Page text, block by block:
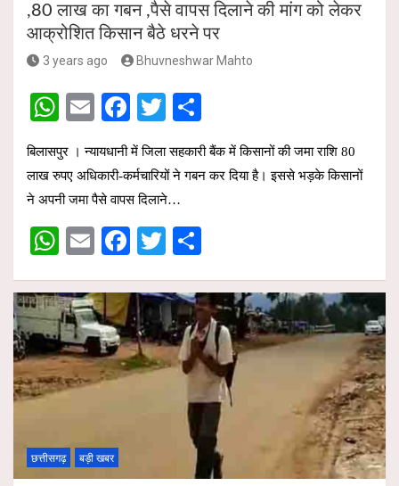
,80 लाख का गबन ,पैसे वापस दिलाने की मांग को लेकर
आक्रोशित किसान बैठे धरने पर
3 years ago Bhuvneshwar Mahto
W
at
s
A
p
p
E
ail
F
a
ce
b
o
o
k
T
tt
er
h
ar
बिलासपुर । न्यायधानी में जिला सहकारी बैंक में किसानों की जमा राशि 80
लाख रुपए अधिकारी-कर्मचारियों ने गबन कर दिया है। इससे भड़के किसानों
ने अपनी जमा पैसे वापस दिलाने…
W
at
s
A
p
E
ail
F
ce
b
o
o
T
tt
er
ar
e
छत्तीसगढ़ बड़ी खबर